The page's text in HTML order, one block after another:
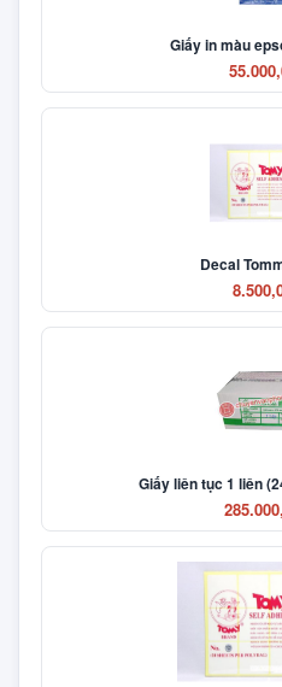
Giấy in màu
Decal
Giấy liên tục 1 liên